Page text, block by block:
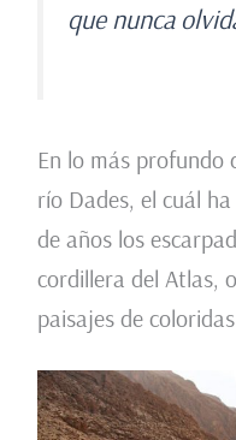
que nunca
En lo más profundo
río Dades, el cuál
de años los
cordillera del Atlas,
paisajes de